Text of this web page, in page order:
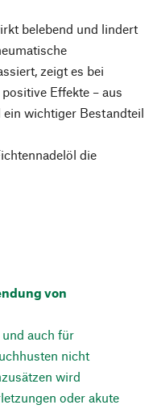
belebend und lindert
zeigt es bei
Effekte – aus
wichtiger Bestandteil
die
von
auch für
nicht
wird
oder akute